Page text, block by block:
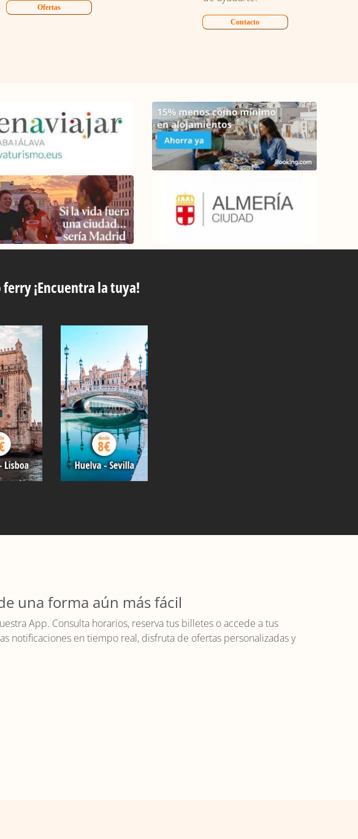
Ofertas
Contacto
¡Encuentra la tuya!
una forma aún más fácil
App. Consulta horarios, reserva tus billetes o accede a tus
notificaciones en tiempo real, disfruta de ofertas personalizadas y